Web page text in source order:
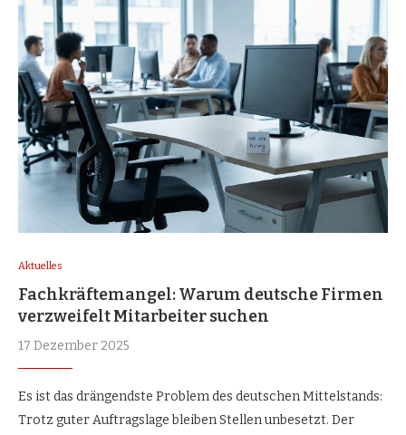
Aktuelles
Fachkräftemangel: Warum deutsche Firmen
verzweifelt Mitarbeiter suchen
17 Dezember 2025
Es ist das drängendste Problem des deutschen Mittelstands:
Trotz guter Auftragslage bleiben Stellen unbesetzt. Der